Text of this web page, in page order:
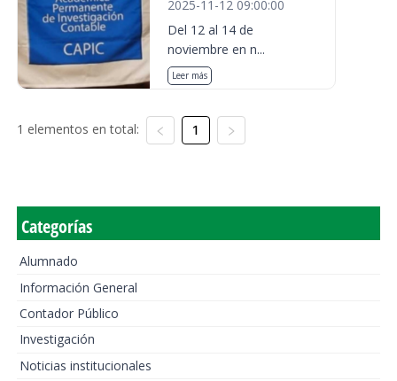
2025-11-12 09:00:00
Del 12 al 14 de
noviembre en n...
Leer más
1 elementos en total: 1
Categorías
Alumnado
Información General
Contador Público
Investigación
Noticias institucionales